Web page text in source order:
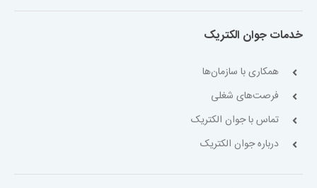
خدمات جوان الکتریک
همکاری با سازمان‌ها
فرصت‌های شغلی
تماس با جوان الکتریک
درباره جوان الکتریک